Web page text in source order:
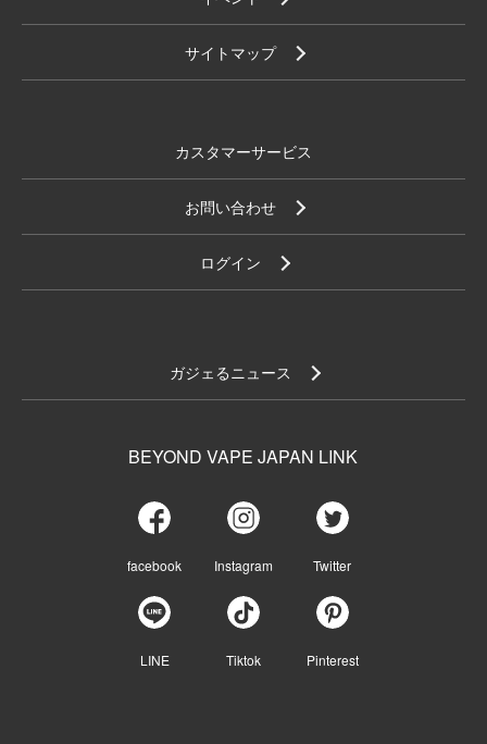
サイトマップ
カスタマーサービス
お問い合わせ
ログイン
ガジェるニュース
BEYOND VAPE JAPAN LINK
facebook Instagram Twitter
LINE Tiktok Pinterest